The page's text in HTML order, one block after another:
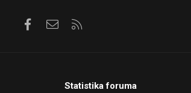
FacebookKontaktirajte nas
Statistika foruma